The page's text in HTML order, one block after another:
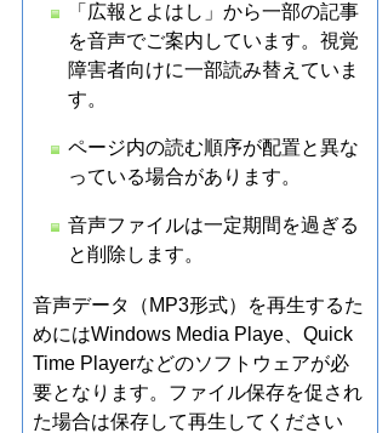
「広報とよはし」から一部の記事
を音声でご案内しています。視覚
障害者向けに一部読み替えていま
す。
ページ内の読む順序が配置と異な
っている場合があります。
音声ファイルは一定期間を過ぎる
と削除します。
音声データ（MP3形式）を再生するた
めにはWindows Media Playe、Quick
Time Playerなどのソフトウェアが必
要となります。ファイル保存を促され
た場合は保存して再生してください